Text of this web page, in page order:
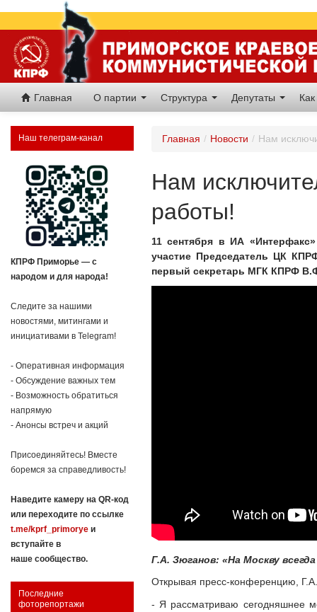
Главная О партии Структура Депутаты
Наш телеграм-канал
КПРФ Приморье — с
народом и для народа!
Следите за нашими
новостями, митингами и
инициативами в Telegram!
- Оперативная информация
- Обсуждение важных тем
- Возможность обратиться
напрямую
- Анонсы встреч и акций
Присоединяйтесь! Вместе
боремся за справедливость!
Наведите камеру на QR-код
или переходите по ссылке
t.me/kprf_primorye и
вступайте в
наше сообщество.
Последние
фоторепортажи
Главная / Новости / Нам
Нам
работы!
11 сентября в ИА
участие Председатель ЦК
первый секретарь МГК КПРФ
Г.А. Зюганов: «На Москву
Открывая пресс-конференцию,
- Я рассматриваю сегодняшнее